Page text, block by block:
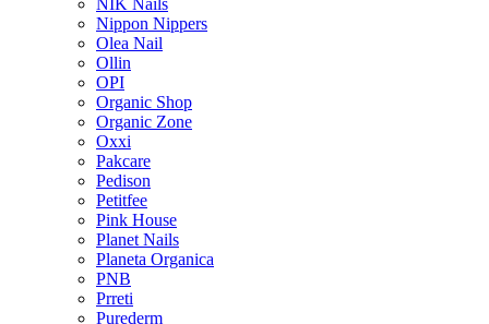
NIK Nails
Nippon Nippers
Olea Nail
Ollin
OPI
Organic Shop
Organic Zone
Oxxi
Pakcare
Pedison
Petitfee
Pink House
Planet Nails
Planeta Organica
PNB
Prreti
Purederm